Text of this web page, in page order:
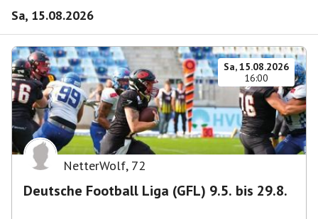
Sa, 15.08.2026
Sa, 15.08.2026
16:00
NetterWolf, 72
Deutsche Football Liga (GFL) 9.5. bis 29.8.